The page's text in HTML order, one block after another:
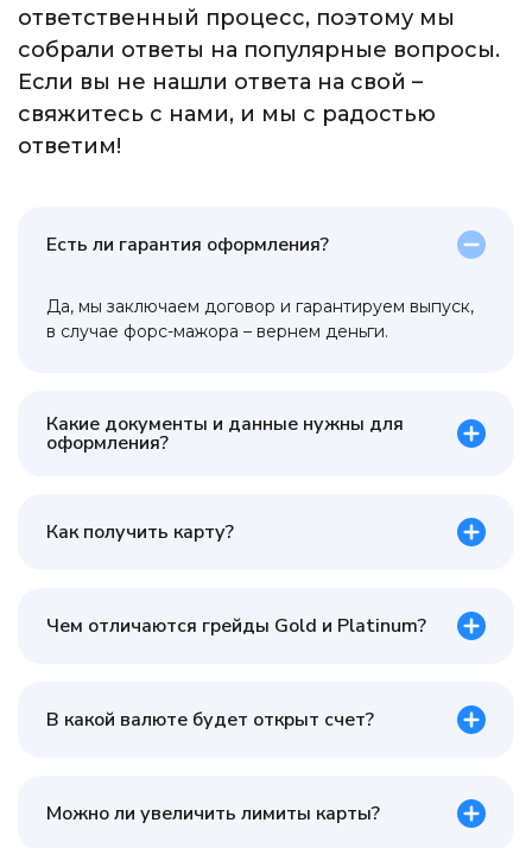
ответственный процесс, поэтому мы
собрали ответы на популярные вопросы.
Если вы не нашли ответа на свой –
свяжитесь с нами, и мы с радостью
ответим!
Есть ли гарантия оформления?
Да, мы заключаем договор и гарантируем выпуск,
в случае форс-мажора – вернем деньги.
Какие документы и данные нужны для
оформления?
Как получить карту?
Чем отличаются грейды Gold и Platinum?
В какой валюте будет открыт счет?
Можно ли увеличить лимиты карты?